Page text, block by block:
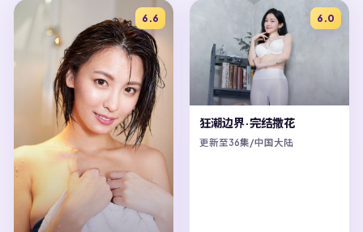
6.6 6.0
狂潮边界·完结撒花
更新至36集/中国大陆